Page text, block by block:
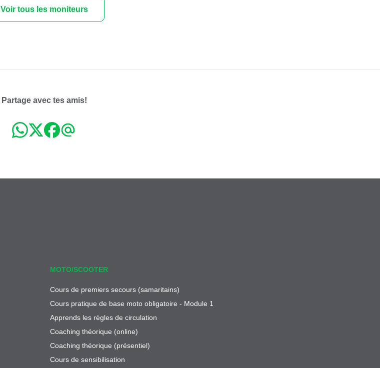
Voir tous les moniteurs
Partage avec tes amis!
MOTO/SCOOTER
Cours de premiers secours (samaritains)
Cours pratique de base moto obligatoire - Module 1
Apprends les règles de circulation
Coaching théorique (online)
Coaching théorique (présentiel)
Cours de sensibilisation